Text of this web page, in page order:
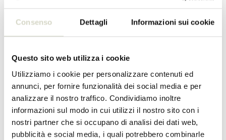
Consenso Dettagli Informazioni sui cookie
Questo sito web utilizza i cookie
Utilizziamo i cookie per personalizzare contenuti ed
annunci, per fornire funzionalità dei social media e per
analizzare il nostro traffico. Condividiamo inoltre
informazioni sul modo in cui utilizzi il nostro sito con i
nostri partner che si occupano di analisi dei dati web,
pubblicità e social media, i quali potrebbero combinarle
Bloomingville
Tazze in acero blu set da 8
IVA Incl.
• Disponibile
Bloomingville
IVA Incl.
• Disponibile